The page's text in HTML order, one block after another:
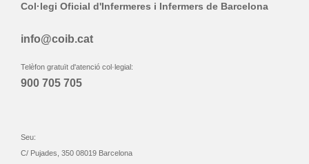
Col·legi Oficial d'Infermeres i Infermers de Barcelona
info@coib.cat
Telèfon gratuït d'atenció col·legial:
900 705 705
Seu:
C/ Pujades, 350 08019 Barcelona